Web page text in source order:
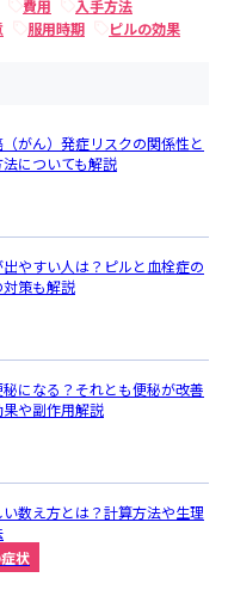
費用
入手方法
服用時期
ピルの効果
がん）発症リスクの関係性と
についても解説
やすい人は？ピルと血栓症の
策も解説
になる？それとも便秘が改善
や副作用解説
数え方とは？計算方法や生理
状